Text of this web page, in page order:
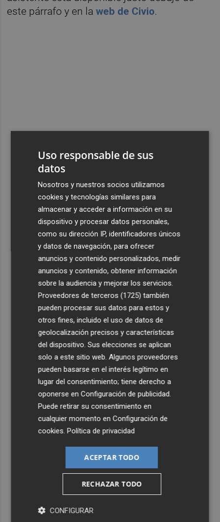
este párrafo y en la web de Civio.
Uso responsable de sus
datos
Nosotros y nuestros socios utilizamos
cookies y tecnologías similares para
almacenar y acceder a información en su
dispositivo y procesar datos personales,
como su dirección IP, identificadores únicos
y datos de navegación, para ofrecer
anuncios y contenido personalizados, medir
anuncios y contenido, obtener información
sobre la audiencia y mejorar los servicios.
Proveedores de terceros (1725) también
pueden procesar sus datos para estos y
otros fines, incluido el uso de datos de
geolocalización precisos y características
del dispositivo. Sus elecciones se aplican
solo a este sitio web. Algunos proveedores
pueden basarse en el interés legítimo en
lugar del consentimiento; tiene derecho a
oponerse enConfiguración de publicidad.
Puede retirar su consentimiento en
cualquier momento enConfiguración de
cookies.Política de privacidad
ACEPTAR TODO
RECHAZAR TODO
CONFIGURAR